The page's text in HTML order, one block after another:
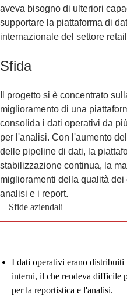
aveva bisogno di ulteriori
supportare la piattaforma di
internazionale del settore
Sfida
Il progetto si è concentrato
miglioramento di una
consolida i dati operativi da
per l'analisi. Con l'aumento
delle pipeline di dati, la
stabilizzazione continua, la
miglioramenti della qualità
analisi e i report.
Sfide aziendali
I dati operativi erano distribuiti
interni, il che rendeva difficile
per la reportistica e l'analisi.